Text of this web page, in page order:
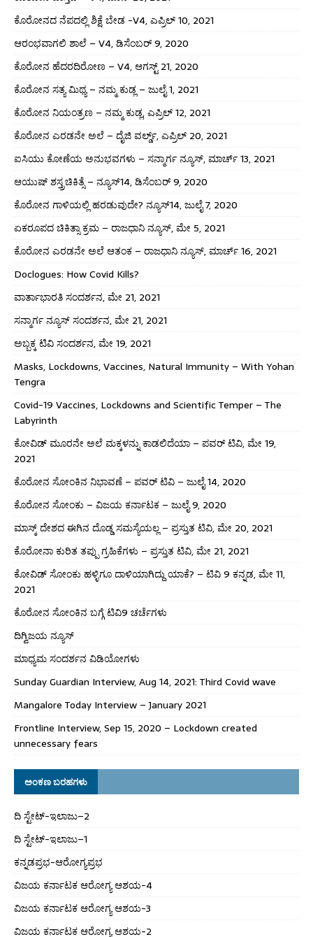
ಕೊರೋನದ ನೆಪದಲ್ಲಿ ಶಿಕ್ಷೆ ಬೇಡ -V4, ಎಪ್ರಿಲ್ 10, 2021
ಆರಂಭವಾಗಲಿ ಶಾಲೆ – V4, ಡಿಸೆಂಬರ್ 9, 2020
ಕೊರೋನ ಹೆದರದಿರೋಣ – V4, ಆಗಸ್ಟ್ 21, 2020
ಕೊರೋನ ಸತ್ಯ ಮಿಥ್ಯ – ನಮ್ಮ ಕುಡ್ಲ – ಜುಲೈ 1, 2021
ಕೊರೋನ ನಿಯಂತ್ರಣ – ನಮ್ಮ ಕುಡ್ಲ, ಎಪ್ರಿಲ್ 12, 2021
ಕೊರೋನ ಎರಡನೇ ಅಲೆ – ದೈಜಿ ವರ್ಲ್ಡ್, ಎಪ್ರಿಲ್ 20, 2021
ಐಸಿಯು ಕೋಣೆಯ ಅನುಭವಗಳು – ಸನ್ಮಾರ್ಗ ನ್ಯೂಸ್, ಮಾರ್ಚ್ 13, 2021
ಆಯುಷ್ ಶಸ್ತ್ರಚಿಕಿತ್ಸೆ – ನ್ಯೂಸ್14, ಡಿಸೆಂಬರ್ 9, 2020
ಕೊರೋನ ಗಾಳಿಯಲ್ಲಿ ಹರಡುವುದೇ? ನ್ಯೂಸ್14, ಜುಲೈ 7, 2020
ಏಕರೂಪದ ಚಿಕಿತ್ಸಾ ಕ್ರಮ – ರಾಜಧಾನಿ ನ್ಯೂಸ್, ಮೇ 5, 2021
ಕೊರೋನ ಎರಡನೇ ಅಲೆ ಆತಂಕ – ರಾಜಧಾನಿ ನ್ಯೂಸ್, ಮಾರ್ಚ್ 16, 2021
Doclogues: How Covid Kills?
ವಾರ್ತಾಭಾರತಿ ಸಂದರ್ಶನ, ಮೇ 21, 2021
ಸನ್ಮಾರ್ಗ ನ್ಯೂಸ್ ಸಂದರ್ಶನ, ಮೇ 21, 2021
ಅಬ್ಬಕ್ಕ ಟಿವಿ ಸಂದರ್ಶನ, ಮೇ 19, 2021
Masks, Lockdowns, Vaccines, Natural Immunity – With Yohan
Tengra
Covid-19 Vaccines, Lockdowns and Scientific Temper – The
Labyrinth
ಕೋವಿಡ್ ಮೂರನೇ ಅಲೆ ಮಕ್ಕಳನ್ನು ಕಾಡಲಿದೆಯಾ – ಪವರ್ ಟಿವಿ, ಮೇ 19,
2021
ಕೊರೋನ ಸೋಂಕಿನ ನಿಭಾವಣೆ – ಪವರ್ ಟಿವಿ – ಜುಲೈ 14, 2020
ಕೊರೋನ ಸೋಂಕು – ವಿಜಯ ಕರ್ನಾಟಕ – ಜುಲೈ 9, 2020
ಮಾಸ್ಕ್ ದೇಶದ ಈಗಿನ ದೊಡ್ಡ ಸಮಸ್ಯೆಯಲ್ಲ – ಪ್ರಸ್ತುತ ಟಿವಿ, ಮೇ 20, 2021
ಕೊರೋನಾ ಕುರಿತ ತಪ್ಪು ಗ್ರಹಿಕೆಗಳು – ಪ್ರಸ್ತುತ ಟಿವಿ, ಮೇ 21, 2021
ಕೋವಿಡ್ ಸೋಂಕು ಹಳ್ಳಿಗೂ ದಾಳಿಯಾಗಿದ್ದು ಯಾಕೆ? – ಟಿವಿ 9 ಕನ್ನಡ, ಮೇ 11,
2021
ಕೊರೋನ ಸೋಂಕಿನ ಬಗ್ಗೆ ಟಿವಿ9 ಚರ್ಚೆಗಳು
ದಿಗ್ವಿಜಯ ನ್ಯೂಸ್
ಮಾಧ್ಯಮ ಸಂದರ್ಶನ ವಿಡಿಯೋಗಳು
Sunday Guardian Interview, Aug 14, 2021: Third Covid wave
Mangalore Today Interview – January 2021
Frontline Interview, Sep 15, 2020 – Lockdown created
unnecessary fears
ಅಂಕಣ ಬರಹಗಳು
ದಿ ಸ್ಟೇಟ್‌-ಇಲಾಜು–2
ದಿ ಸ್ಟೇಟ್‌-ಇಲಾಜು–1
ಕನ್ನಡಪ್ರಭ-ಆರೋಗ್ಯಪ್ರಭ
ವಿಜಯ ಕರ್ನಾಟಕ ಆರೋಗ್ಯ ಆಶಯ-4
ವಿಜಯ ಕರ್ನಾಟಕ ಆರೋಗ್ಯ ಆಶಯ-3
ವಿಜಯ ಕರ್ನಾಟಕ ಆರೋಗ್ಯ ಆಶಯ-2